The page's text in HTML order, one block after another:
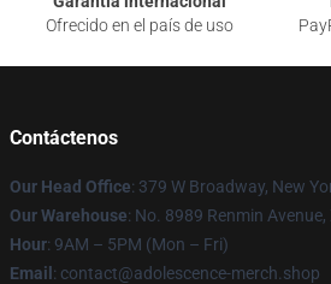
Ofrecido en el país de uso
Contáctenos
Our Head Office: 379 W Broadway, New
Our Warehouse: No. 8989 Renmin
Hour: 9AM – 5PM (Mon – Fri)
Email : contact@adolescence-merch.shop